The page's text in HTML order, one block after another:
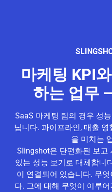
마케팅 KPI
하는 업무
SaaS 마케팅 팀의 경우 성
닙니다. 파이프라인, 매출
을 미치는
Slingshot은 단편화된 보고
있는 성능 보기로 대체합니
이 연결되어 있습니다. 무
다. 그에 대해 무엇이 이루